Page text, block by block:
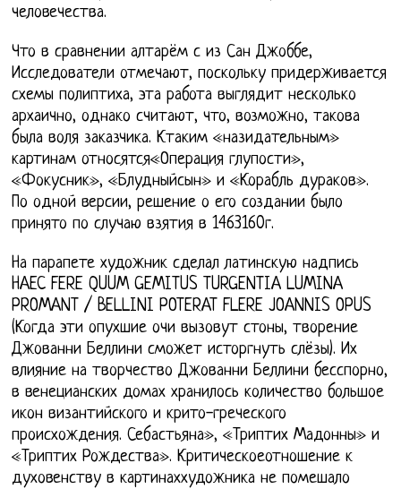
человечества.
Что в сравнении алтарём с из Сан Джоббе,
Исследователи отмечают, поскольку придерживается
схемы полиптиха, эта работа выглядит несколько
архаично, однако считают, что, возможно, такова
была воля заказчика. Ктаким «назидательным»
картинам относятся«Операция глупости»,
«Фокусник», «Блудныйсын» и «Корабль дураков».
По одной версии, решение о его создании было
принято по случаю взятия в 1463160г.
На парапете художник сделал латинскую надпись
HAEC FERE QUUM GEMITUS TURGENTIA LUMINA
PROMANT / BELLINI POTERAT FLERE JOANNIS OPUS
(Когда эти опухшие очи вызовут стоны, творение
Джованни Беллини сможет исторгнуть слёзы). Их
влияние на творчество Джованни Беллини бесспорно,
в венецианских домах хранилось количество большое
икон византийского и крито-греческого
происхождения. Себастьяна», «Триптих Мадонны» и
«Триптих Рождества». Критическоеотношение к
духовенству в картинаххудожника не помешало